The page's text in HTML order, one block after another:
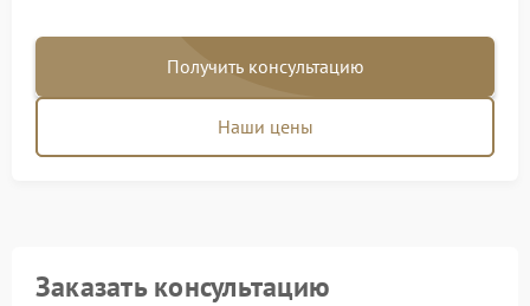
Получить консультацию
Наши цены
Заказать консультацию